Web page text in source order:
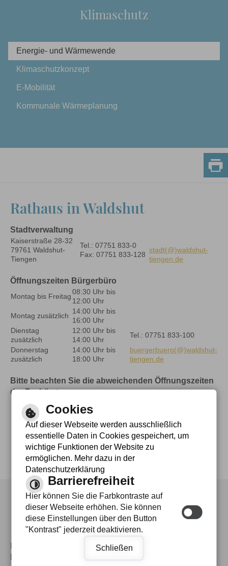
Klimaschutz
Energie- und Wärmewende
Klimaschutzkonzept
E-Mobilität
Kommunale Wärmeplanung
Rathaus in Waldshut
Stadtverwaltung
Kaiserstraße 28-32
79761 Waldshut-
Tiengen
Tel.: 07751 833-0
Fax: 07751 833-128
stadt(@)waldshut-
tiengen.de
Öffnungszeiten Bürgerbüro
Montag bis Freitag
08:30 Uhr bis
12:00 Uhr
Montag zusätzlich
14:00 Uhr bis
16:00 Uhr
Dienstag
zusätzlich
12:00 Uhr bis
14:00 Uhr
Tel.: 07751 833-100
Donnerstag
zusätzlich
14:00 Uhr bis
18:00 Uhr
buergerbuero(@)waldshut-
tiengen.de
Bitte beachten Sie die abweichenden Öffnungszeiten
der Fachämter
Leichte Sprache
Gebärdensprache
Datenschutz|Inhalt|
Cookies
Auf dieser Webseite werden ausschließlich
essentielle Daten in Cookies gespeichert, um
wichtige Funktionen der Website zu
ermöglichen. Mehr dazu in der
Datenschutzerklärung
Barrierefreiheit
Hier können Sie die Farbkontraste auf
dieser Webseite erhöhen. Sie können
diese Einstellungen über den Button
"Kontrast" jederzeit deaktivieren.
Schließen